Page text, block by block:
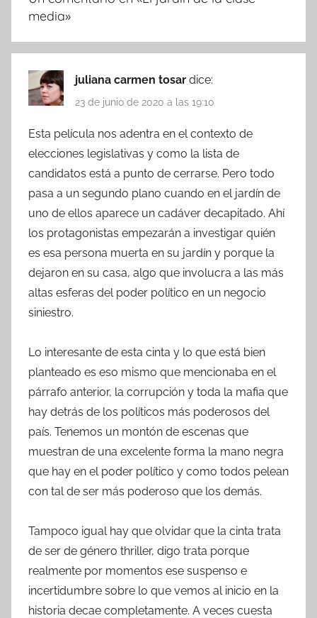
media»
juliana carmen tosar dice:
23 de junio de 2020 a las 19:10
Esta película nos adentra en el contexto de
elecciones legislativas y como la lista de
candidatos está a punto de cerrarse. Pero todo
pasa a un segundo plano cuando en el jardín de
uno de ellos aparece un cadáver decapitado. Ahí
los protagonistas empezarán a investigar quién
es esa persona muerta en su jardín y porque la
dejaron en su casa, algo que involucra a las más
altas esferas del poder político en un negocio
siniestro.
Lo interesante de esta cinta y lo que está bien
planteado es eso mismo que mencionaba en el
párrafo anterior, la corrupción y toda la mafia que
hay detrás de los políticos más poderosos del
país. Tenemos un montón de escenas que
muestran de una excelente forma la mano negra
que hay en el poder político y como todos pelean
con tal de ser más poderoso que los demás.
Tampoco igual hay que olvidar que la cinta trata
de ser de género thriller, digo trata porque
realmente por momentos ese suspenso e
incertidumbre sobre lo que vemos al inicio en la
historia decae completamente. A veces cuesta